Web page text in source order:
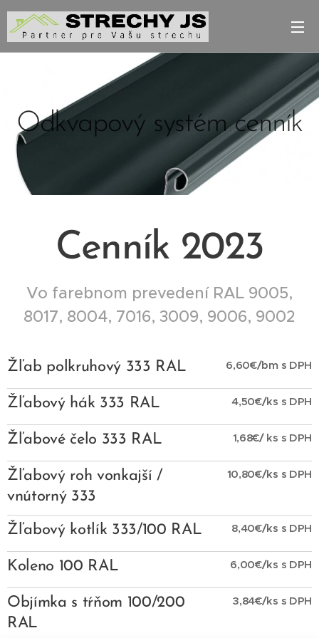
Odkvapový systém cenník
Cenník 2023
Vo farebnom prevedení RAL 9005,
8017, 8004, 7016, 3009, 9006, 9002
Žľab polkruhový 333 RAL 6,60€/bm s DPH
Žľabový hák 333 RAL 4,50€/ks s DPH
Žľabové čelo 333 RAL 1,68€/ ks s DPH
Žľabový roh vonkajší /
vnútorný 333
10,80€/ks s DPH
Žľabový kotlík 333/100 RAL 8,40€/ks s DPH
Koleno 100 RAL 6,00€/ks s DPH
Objímka s tŕňom 100/200
RAL
3,84€/ks s DPH